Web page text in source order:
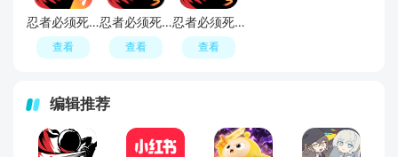
忍者必须死3九游版本
查看
忍者必须死3小米游戏中心版
查看
忍者必须死3华为应用商店版
查看
编辑推荐